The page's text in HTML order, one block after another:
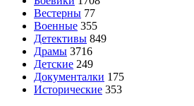
Вестерны 77
Военные 355
Детективы 849
Драмы 3716
Детские 249
Документалки 175
Исторические 353